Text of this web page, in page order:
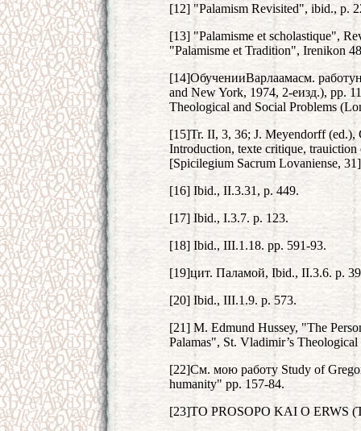
[12] "Palamism Revisited", ibid., p.
[13] "Palamisme et scholastique",
"Palamisme et Tradition", Irenikon
[14]ОбученииВарлаамасм.
and New York, 1974, 2‑еизд.), pp.
Theological and Social Problems
[15]Tr. II, 3, 36; J. Meyendorff (ed.),
Introduction, texte critique,
[Spicilegium Sacrum Lovaniense,
[16] Ibid., II.3.31, p. 449.
[17] Ibid., I.3.7. p. 123.
[18] Ibid., III.1.18. pp. 591-93.
[19]цит. Паламой, Ibid., II.3.6. p.
[20] Ibid., III.1.9. p. 573.
[21] M. Edmund Hussey, "The
Palamas", St. Vladimir’s
[22]См. мою работу Study of
humanity" pp. 157-84.
[23]TO PROSOPO KAI O ERWS